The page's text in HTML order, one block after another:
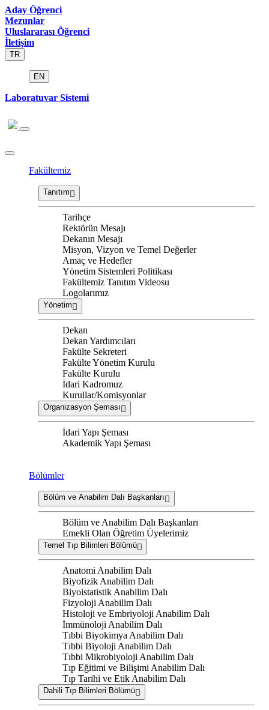
Aday Öğrenci
Mezunlar
Uluslararası Öğrenci
İletişim
TR
EN
Laboratuvar Sistemi
Fakültemiz
Tanıtım
Tarihçe
Rektörün Mesajı
Dekanın Mesajı
Misyon, Vizyon ve Temel Değerler
Amaç ve Hedefler
Yönetim Sistemleri Politikası
Fakültemiz Tanıtım Videosu
Logolarımız
Yönetim
Dekan
Dekan Yardımcıları
Fakülte Sekreteri
Fakülte Yönetim Kurulu
Fakülte Kurulu
İdari Kadromuz
Kurullar/Komisyonlar
Organizasyon Şeması
İdari Yapı Şeması
Akademik Yapı Şeması
Bölümler
Bölüm ve Anabilim Dalı Başkanları
Bölüm ve Anabilim Dalı Başkanları
Emekli Olan Öğretim Üyelerimiz
Temel Tıp Bilimleri Bölümü
Anatomi Anabilim Dalı
Biyofizik Anabilim Dalı
Biyoistatistik Anabilim Dalı
Fizyoloji Anabilim Dalı
Histoloji ve Embriyoloji Anabilim Dalı
İmmünoloji Anabilim Dalı
Tıbbi Biyokimya Anabilim Dalı
Tıbbi Biyoloji Anabilim Dalı
Tıbbi Mikrobiyoloji Anabilim Dalı
Tıp Eğitimi ve Bilişimi Anabilim Dalı
Tıp Tarihi ve Etik Anabilim Dalı
Dahili Tıp Bilimleri Bölümü